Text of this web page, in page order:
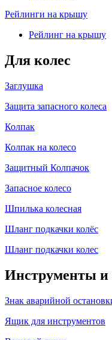
Рейлинги на крышу
Рейлинг на крышу
Для колес
Заглушка
Защита запасного колеса
Колпак
Колпак на колесо
Защитный Колпачок
Запасное колесо
Шпилька колесная
Шланг подкачки колёс
Шланг подкачки колес
Инструменты и
Знак аварийной
Ящик для инструментов